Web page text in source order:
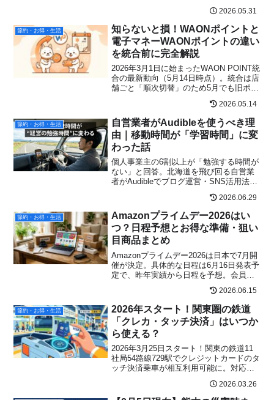
者のリアルな口コミまでわかりやすく解
説します。
2026.05.31
節約・お得・生活
知らないと損！WAONポイントと
電子マネーWAONポイントの違い
を統合前に完全解説
2026年3月1日に始まったWAON POINT統
合の最新動向（5月14日時点）。統合は店
舗ごと「順次切替」のため5月でも旧ポイ
ント付与が残る場合あり。旧ポイントは
自動変換されず失効リスク継続。直接レ
ジ払いに進化したWAON POINTと、5月
開催中のキャンペーン2件を整理。
2026.05.14
節約・お得・生活
自営業者がAudibleを使うべき理
由｜移動時間が「学習時間」に変
わった話
個人事業主の6割以上が「勉強する時間が
ない」と回答。北海道を飛び回る自営業
者がAudibleでブログ運営・SNS活用法を
2026.06.29
節約・お得・生活
Amazonプライムデー2026はい
つ？日程予想とお得な準備・狙い
目商品まとめ
Amazonプライムデー2026は日本で7月開
催が決定。具体的な日程は6月16日発表予
定で、昨年実績から日程を予想。会員登
録やポイントアップなどの事前準備、Fire
TVやEcho・イヤホンなど狙い目商品、リ
アルな口コミまで網羅。準備すれば最大
限お得に買えるセール攻略ガイドです。
2026.06.15
節約・お得・生活
2026年スタート！関東圏の鉄道
「クレカ・タッチ決済」はいつか
ら使える？
2026年3月25日スタート！関東の鉄道11
社局54路線729駅でクレジットカードのタ
ッチ決済乗車が相互利用可能に。対応路
東日本と京成電鉄が不参加の理由、おす
すめクレカまで完全解説。
2026.03.26